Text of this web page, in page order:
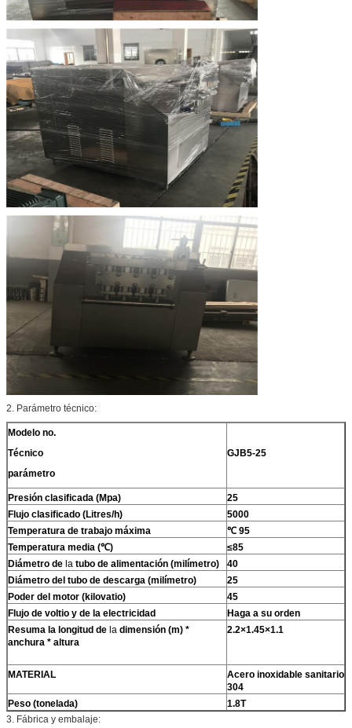
2. Parámetro técnico:
Modelo no.
Técnico
parámetro
GJB5-25
Presión clasificada (Mpa)
25
Flujo clasificado (Litres/h)
5000
Temperatura de trabajo máxima
℃ 95
Temperatura media (℃)
≤85
Diámetro de la tubo de alimentación (milímetro)
40
Diámetro del tubo de descarga (milímetro)
25
Poder del motor (kilovatio)
45
Flujo de voltio y de la electricidad
Haga a su orden
Resuma la longitud de la dimensión (m) *
anchura * altura
2.2×1.45×1.1
MATERIAL
Acero inoxidable sanitario
304
Peso (tonelada)
1.8T
3. Fábrica y embalaje: